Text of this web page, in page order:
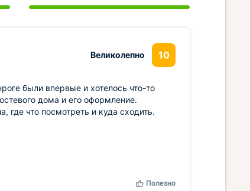
Великолепно 10
были впервые и хотелось что-то
дома и его оформление.
где что посмотреть и куда сходить.
Полезно